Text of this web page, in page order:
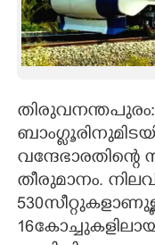
ART
ASTRO
CARTOONS
LITERATURE
ZOOM
വന്ദേഭാരതിന്റെ
തീരുമാനം.